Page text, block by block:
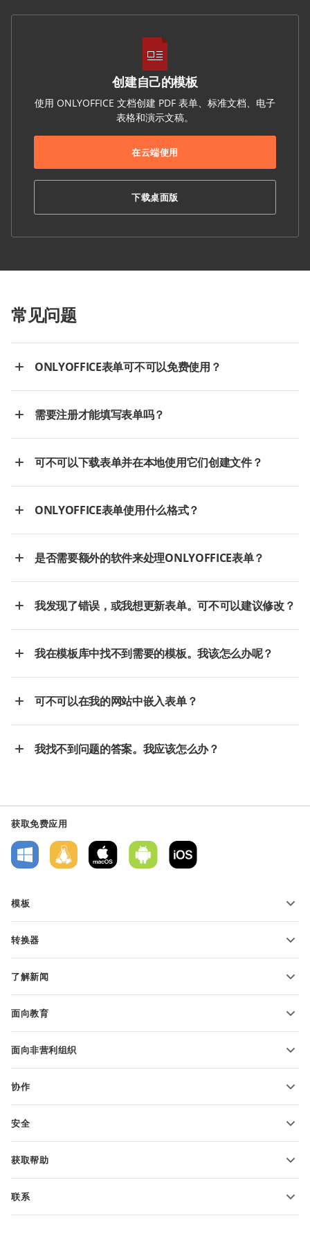
创建自己的模板
使用 ONLYOFFICE 文档创建 PDF 表单、标准文档、电子
表格和演示文稿。
在云端使用
下载桌面版
常见问题
ONLYOFFICE表单可不可以免费使用？
需要注册才能填写表单吗？
可不可以下载表单并在本地使用它们创建文件？
ONLYOFFICE表单使用什么格式？
是否需要额外的软件来处理ONLYOFFICE表单？
我发现了错误，或我想更新表单。可不可以建议修改？
我在模板库中找不到需要的模板。我该怎么办呢？
可不可以在我的网站中嵌入表单？
我找不到问题的答案。我应该怎么办？
获取免费应用
模板
文本文档模板
转换器
转换电子表格
了解新闻
面向教育
适用于教育人士
面向非营利组织
申请免费帐户
协作
翻译人员
安全
获取帮助
帮助中心
联系